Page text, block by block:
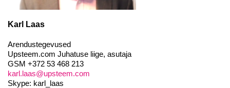
Karl Laas
Arendustegevused
Upsteem.com Juhatuse liige, asutaja
GSM +372 53 468 213
karl.laas@upsteem.com
Skype: karl_laas